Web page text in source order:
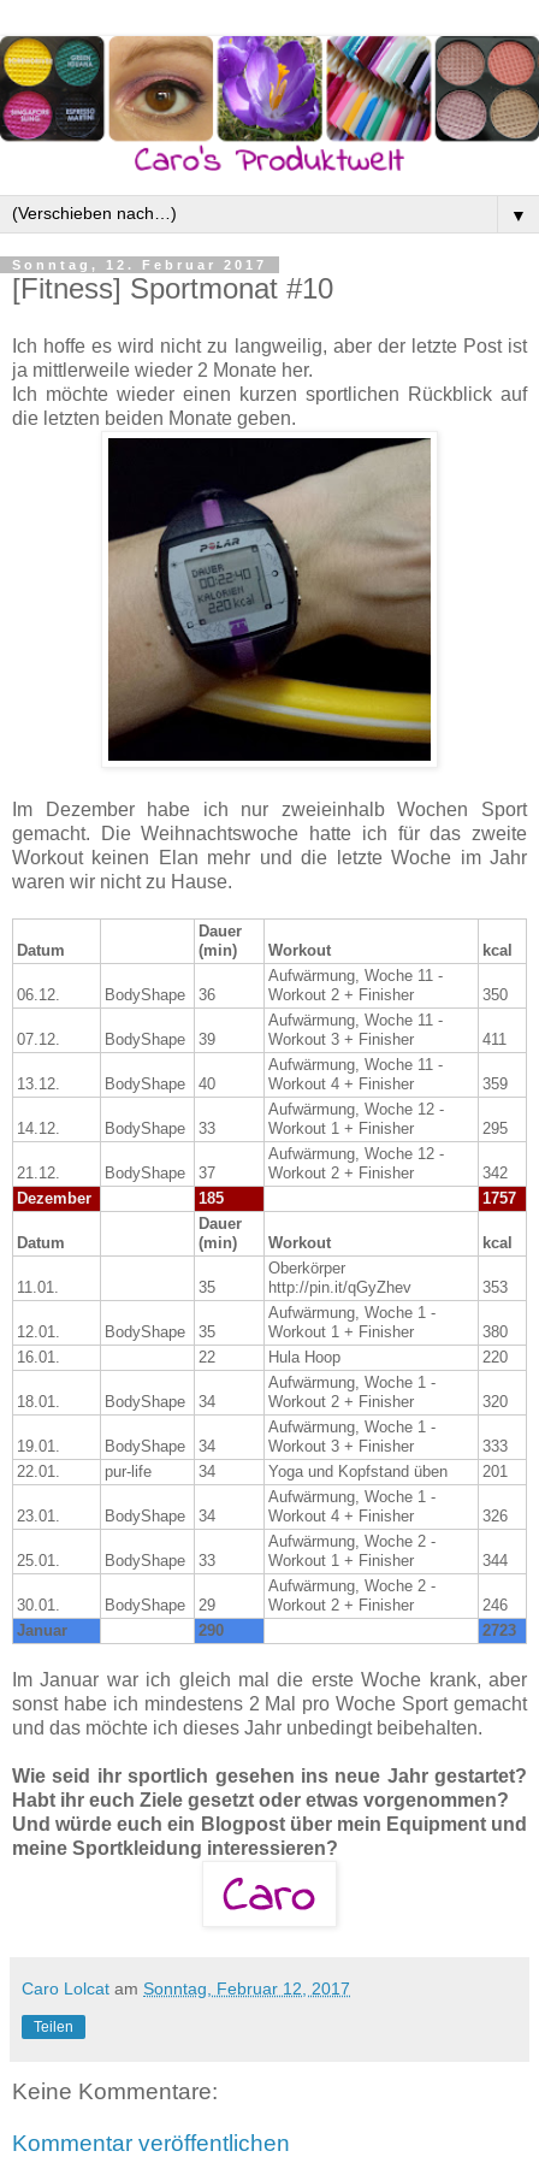
▼
Sonntag, 12. Februar 2017
[Fitness] Sportmonat #10
Ich hoffe es wird nicht zu langweilig, aber der letzte Post ist
ja mittlerweile wieder 2 Monate her.
Ich möchte wieder einen kurzen sportlichen Rückblick auf
die letzten beiden Monate geben.
Im Dezember habe ich nur zweieinhalb Wochen Sport
gemacht. Die Weihnachtswoche hatte ich für das zweite
Workout keinen Elan mehr und die letzte Woche im Jahr
waren wir nicht zu Hause.
Datum
Dauer
(min)
Workout kcal
06.12. BodyShape 36
Aufwärmung, Woche 11 -
Workout 2 + Finisher
350
07.12. BodyShape 39
Aufwärmung, Woche 11 -
Workout 3 + Finisher
411
13.12. BodyShape 40
Aufwärmung, Woche 11 -
Workout 4 + Finisher
359
14.12. BodyShape 33
Aufwärmung, Woche 12 -
Workout 1 + Finisher
295
21.12. BodyShape 37
Aufwärmung, Woche 12 -
Workout 2 + Finisher
342
Dezember
185 1757
Datum
Dauer
(min)
Workout kcal
11.01. 35
Oberkörper
http://pin.it/qGyZhev
353
12.01. BodyShape 35
Aufwärmung, Woche 1 -
Workout 1 + Finisher
380
16.01.
22 Hula Hoop 220
18.01. BodyShape 34
Aufwärmung, Woche 1 -
Workout 2 + Finisher
320
19.01. BodyShape 34
Aufwärmung, Woche 1 -
Workout 3 + Finisher
333
22.01.
pur-life 34 Yoga und Kopfstand üben 201
23.01. BodyShape 34
Aufwärmung, Woche 1 -
Workout 4 + Finisher
326
25.01. BodyShape 33
Aufwärmung, Woche 2 -
Workout 1 + Finisher
344
30.01. BodyShape 29
Aufwärmung, Woche 2 -
Workout 2 + Finisher
246
Januar
290 2723
Im Januar war ich gleich mal die erste Woche krank, aber
sonst habe ich mindestens 2 Mal pro Woche Sport gemacht
und das möchte ich dieses Jahr unbedingt beibehalten.
Wie seid ihr sportlich gesehen ins neue Jahr gestartet?
Habt ihr euch Ziele gesetzt oder etwas vorgenommen?
Und würde euch ein Blogpost über mein Equipment und
meine Sportkleidung interessieren?
Caro Lolcat am Sonntag, Februar 12, 2017
Teilen
Keine Kommentare:
Kommentar veröffentlichen